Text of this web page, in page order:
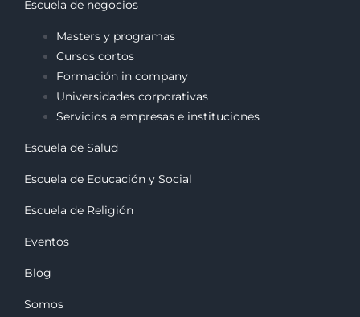
Escuela de negocios
Masters y programas
Cursos cortos
Formación in company
Universidades corporativas
Servicios a empresas e instituciones
Escuela de Salud
Escuela de Educación y Social
Escuela de Religión
Eventos
Blog
Somos